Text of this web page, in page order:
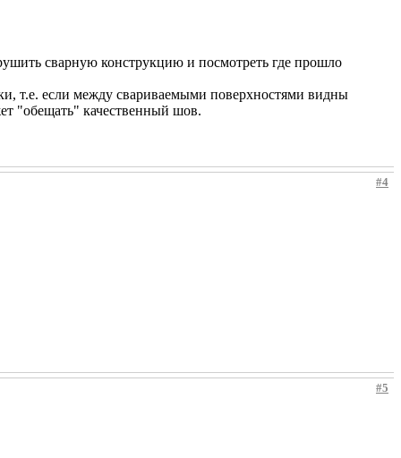
сварную конструкцию и посмотреть где прошло
т.е. если между свариваемыми поверхностями видны
"обещать" качественный шов.
#4
#5